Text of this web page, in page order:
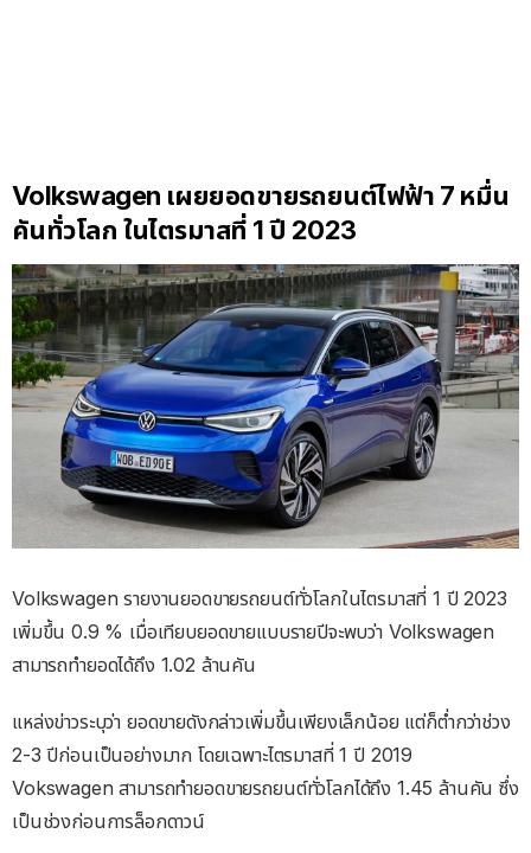
Volkswagen เผยยอดขายรถยนต์ไฟฟ้า 7 หมื่น
คันทั่วโลก ในไตรมาสที่ 1 ปี 2023
Volkswagen รายงานยอดขายรถยนต์ทั่วโลกในไตรมาสที่ 1 ปี 2023
เพิ่มขึ้น 0.9 % เมื่อเทียบยอดขายแบบรายปีจะพบว่า Volkswagen
สามารถทำยอดได้ถึง 1.02 ล้านคัน
แหล่งข่าวระบุว่า ยอดขายดังกล่าวเพิ่มขึ้นเพียงเล็กน้อย แต่ก็ต่ำกว่าช่วง
2-3 ปีก่อนเป็นอย่างมาก โดยเฉพาะไตรมาสที่ 1 ปี 2019
Vokswagen สามารถทำยอดขายรถยนต์ทั่วโลกได้ถึง 1.45 ล้านคัน ซึ่ง
เป็นช่วงก่อนการล็อกดาวน์